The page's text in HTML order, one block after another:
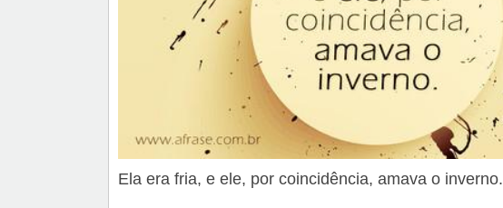
Ela era fria, e ele, por coincidência, amava o inverno.